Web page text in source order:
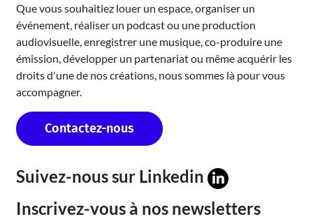
Que vous souhaitiez louer un espace, organiser un
événement, réaliser un podcast ou une production
audiovisuelle, enregistrer une musique, co-produire une
émission, développer un partenariat ou même acquérir les
droits d'une de nos créations, nous sommes là pour vous
accompagner.
Contactez-nous
Suivez-nous sur Linkedin
Inscrivez-vous à nos newsletters